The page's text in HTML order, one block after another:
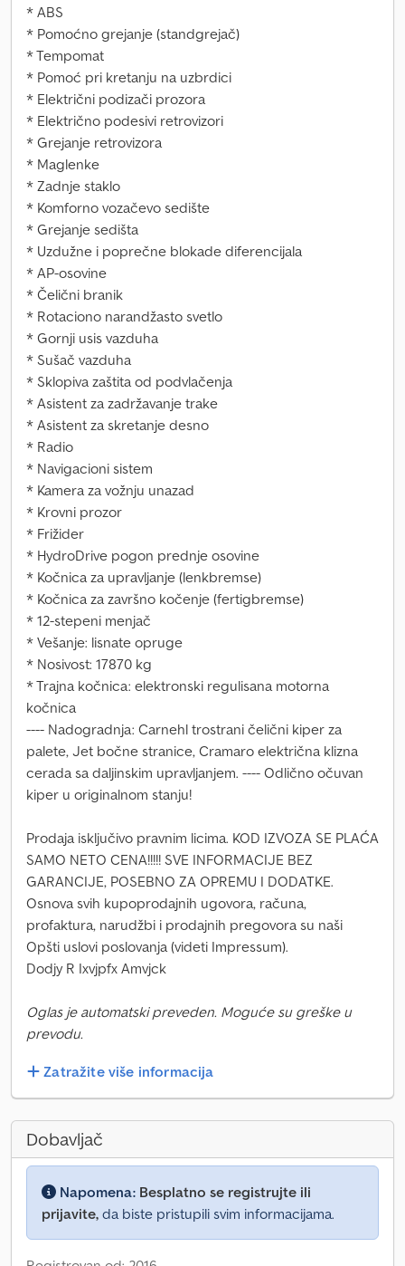
* ABS
* Pomoćno grejanje (standgrejač)
* Tempomat
* Pomoć pri kretanju na uzbrdici
* Električni podizači prozora
* Električno podesivi retrovizori
* Grejanje retrovizora
* Maglenke
* Zadnje staklo
* Komforno vozačevo sedište
* Grejanje sedišta
* Uzdužne i poprečne blokade diferencijala
* AP-osovine
* Čelični branik
* Rotaciono narandžasto svetlo
* Gornji usis vazduha
* Sušač vazduha
* Sklopiva zaštita od podvlačenja
* Asistent za zadržavanje trake
* Asistent za skretanje desno
* Radio
* Navigacioni sistem
* Kamera za vožnju unazad
* Krovni prozor
* Frižider
* HydroDrive pogon prednje osovine
* Kočnica za upravljanje (lenkbremse)
* Kočnica za završno kočenje (fertigbremse)
* 12-stepeni menjač
* Vešanje: lisnate opruge
* Nosivost: 17870 kg
* Trajna kočnica: elektronski regulisana motorna
kočnica
---- Nadogradnja: Carnehl trostrani čelični kiper za
palete, Jet bočne stranice, Cramaro električna klizna
cerada sa daljinskim upravljanjem. ---- Odlično očuvan
kiper u originalnom stanju!
Prodaja isključivo pravnim licima. KOD IZVOZA SE PLAĆA
SAMO NETO CENA!!!!! SVE INFORMACIJE BEZ
GARANCIJE, POSEBNO ZA OPREMU I DODATKE.
Osnova svih kupoprodajnih ugovora, računa,
profaktura, narudžbi i prodajnih pregovora su naši
Opšti uslovi poslovanja (videti Impressum).
Dodjy R Ixvjpfx Amvjck
Oglas je automatski preveden. Moguće su greške u
prevodu.
Zatražite više informacija
Dobavljač
Napomena: Besplatno se registrujte ili
prijavite, da biste pristupili svim informacijama.